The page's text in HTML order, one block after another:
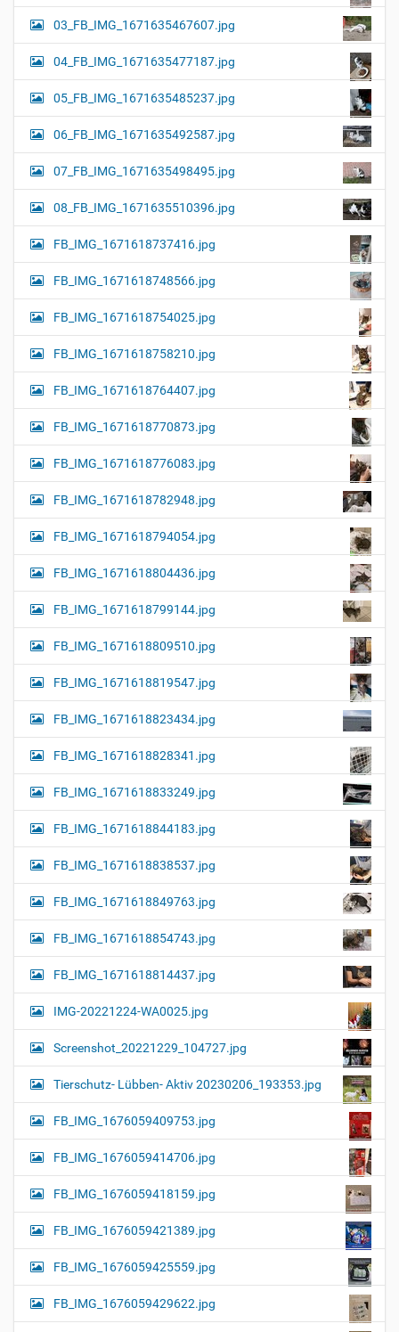
03_FB_IMG_1671635467607.jpg
04_FB_IMG_1671635477187.jpg
05_FB_IMG_1671635485237.jpg
06_FB_IMG_1671635492587.jpg
07_FB_IMG_1671635498495.jpg
08_FB_IMG_1671635510396.jpg
FB_IMG_1671618737416.jpg
FB_IMG_1671618748566.jpg
FB_IMG_1671618754025.jpg
FB_IMG_1671618758210.jpg
FB_IMG_1671618764407.jpg
FB_IMG_1671618770873.jpg
FB_IMG_1671618776083.jpg
FB_IMG_1671618782948.jpg
FB_IMG_1671618794054.jpg
FB_IMG_1671618804436.jpg
FB_IMG_1671618799144.jpg
FB_IMG_1671618809510.jpg
FB_IMG_1671618819547.jpg
FB_IMG_1671618823434.jpg
FB_IMG_1671618828341.jpg
FB_IMG_1671618833249.jpg
FB_IMG_1671618844183.jpg
FB_IMG_1671618838537.jpg
FB_IMG_1671618849763.jpg
FB_IMG_1671618854743.jpg
FB_IMG_1671618814437.jpg
IMG-20221224-WA0025.jpg
Screenshot_20221229_104727.jpg
Tierschutz- Lübben- Aktiv 20230206_193353.jpg
FB_IMG_1676059409753.jpg
FB_IMG_1676059414706.jpg
FB_IMG_1676059418159.jpg
FB_IMG_1676059421389.jpg
FB_IMG_1676059425559.jpg
FB_IMG_1676059429622.jpg